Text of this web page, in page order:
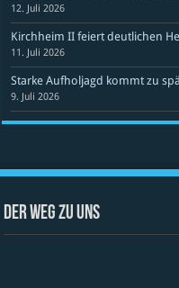
12. Juli 2026
Kirchheim II feiert deutlichen
11. Juli 2026
Starke Aufholjagd kommt zu
9. Juli 2026
Der Weg zu uns